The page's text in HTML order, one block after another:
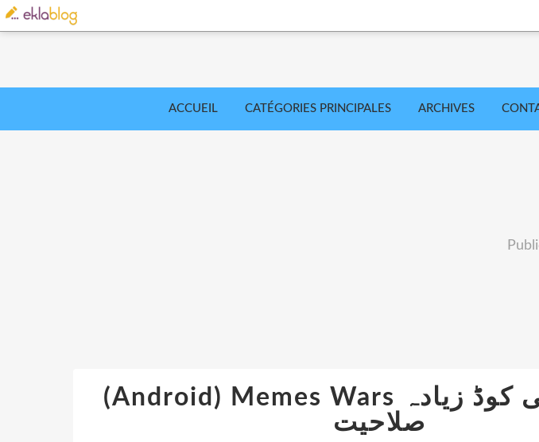
ACCUEIL CATÉGORIES PRINCIPALES ARCHIVES
(Android) Memes Wars دھوکہ دہی کوڈ زیادہ
صلاحیت